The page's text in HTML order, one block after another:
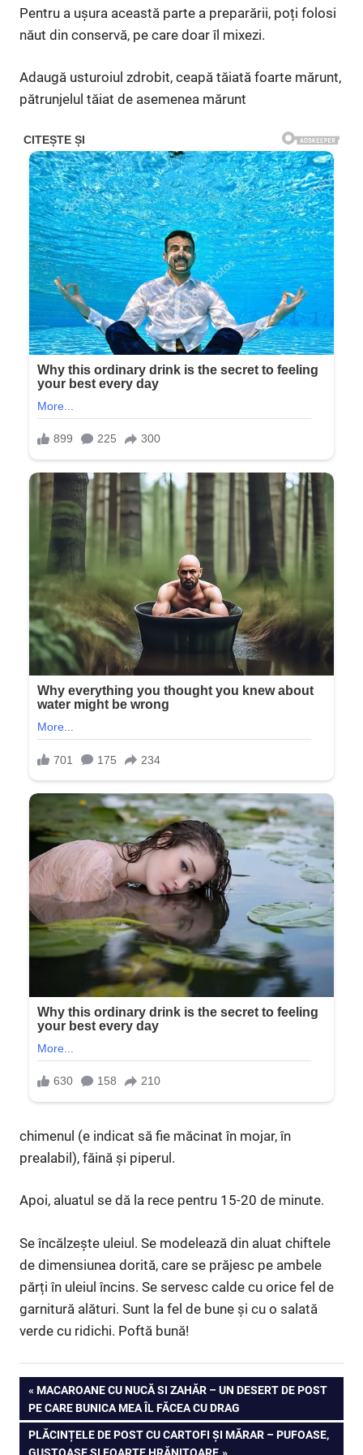
Pentru a ușura această parte a preparării, poți folosi
năut din conservă, pe care doar îl mixezi.
Adaugă usturoiul zdrobit, ceapă tăiată foarte mărunt,
pătrunjelul tăiat de asemenea mărunt
chimenul (e indicat să fie măcinat în mojar, în
prealabil), făină și piperul.
Apoi, aluatul se dă la rece pentru 15-20 de minute.
Se încălzește uleiul. Se modelează din aluat chiftele
de dimensiunea dorită, care se prăjesc pe ambele
părți în uleiul încins. Se servesc calde cu orice fel de
garnitură alături. Sunt la fel de bune și cu o salată
verde cu ridichi. Poftă bună!
Navigare
în
PREVIOUS
POST:
MACAROANE CU NUCĂ SI ZAHĂR – UN DESERT DE POST
PE CARE BUNICA MEA ÎL FĂCEA CU DRAG
NEXT
POST:
PLĂCINȚELE DE POST CU CARTOFI ȘI MĂRAR – PUFOASE,